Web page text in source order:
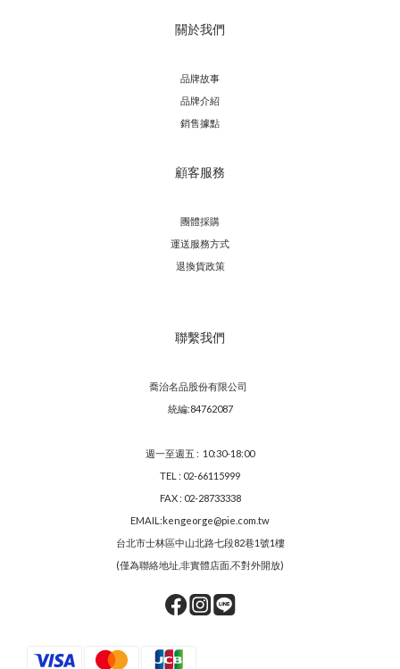
關於我們
品牌故事
品牌介紹
銷售據點
顧客服務
團體採購
運送服務方式
退換貨政策
聯繫我們
喬治名品股份有限公司
統編:84762087
週一至週五 : 10:30-18:00
TEL : 02-66115999
FAX : 02-28733338
EMAIL:kengeorge@pie.com.tw
台北市士林區中山北路七段82巷1號1樓
(僅為聯絡地址,非實體店面,不對外開放)